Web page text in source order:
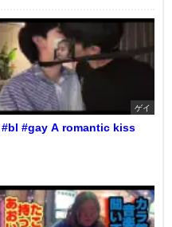
ゲイ
#bl #gay A romantic kiss